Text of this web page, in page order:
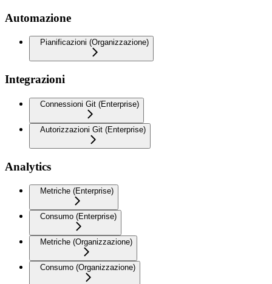
Automazione
Pianificazioni (Organizzazione)
Integrazioni
Connessioni Git (Enterprise)
Autorizzazioni Git (Enterprise)
Analytics
Metriche (Enterprise)
Consumo (Enterprise)
Metriche (Organizzazione)
Consumo (Organizzazione)